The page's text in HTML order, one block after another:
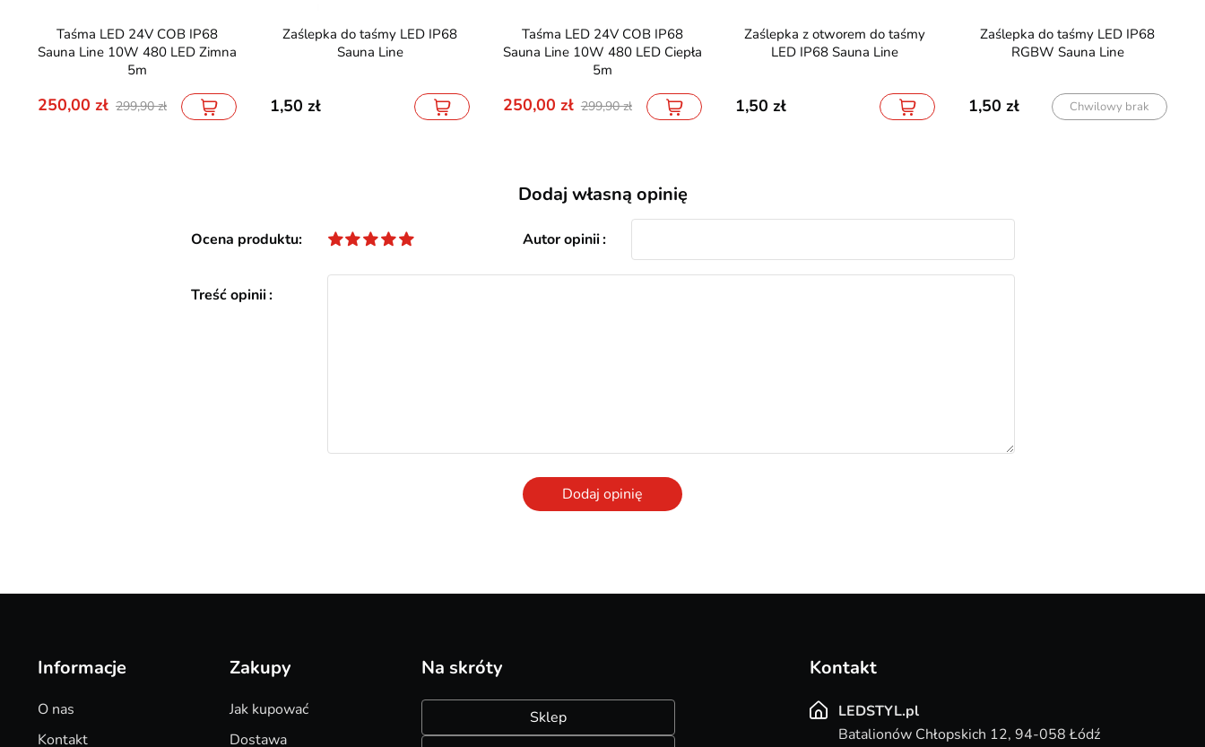
Taśma LED 24V COB IP68
Sauna Line 10W 480 LED Zimna
5m
250,00 299,90
Zaślepka do taśmy LED IP68
Sauna Line
1,50
Taśma LED 24V COB IP68
Sauna Line 10W 480 LED Ciepła
5m
250,00 299,90
Zaślepka z otworem do taśmy
LED IP68 Sauna Line
1,50
Zaślepka do taśmy LED IP68
RGBW Sauna Line
1,50 Chwilowy brak
Dodaj własną opinię
Ocena produktu Autor opinii
Treść opinii
Dodaj opinię
Informacje
O nas
Kontakt
Zakupy
Jak kupować
Dostawa
Na skróty
Sklep
Kontakt
LEDSTYL.pl
Batalionów Chłopskich 12, 94-058 Łódź